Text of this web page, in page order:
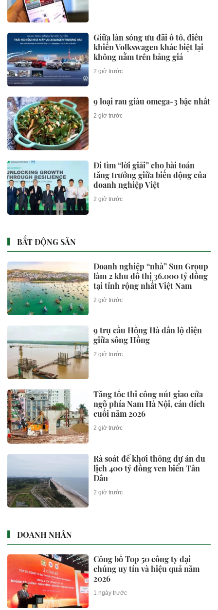
Giữa làn sóng ưu đãi ô tô, điều
khiến Volkswagen khác biệt lại
không nằm trên bảng giá
2 giờ trước
9 loại rau giàu omega-3 bậc nhất
2 giờ trước
Đi tìm “lời giải” cho bài toán
tăng trưởng giữa biến động của
doanh nghiệp Việt
2 giờ trước
BẤT ĐỘNG SẢN
Doanh nghiệp “nhà” Sun Group
làm 2 khu đô thị 36.000 tỷ đồng
tại tỉnh rộng nhất Việt Nam
2 giờ trước
9 trụ cầu Hồng Hà dần lộ diện
giữa sông Hồng
2 giờ trước
Tăng tốc thi công nút giao cửa
ngõ phía Nam Hà Nội, cán đích
cuối năm 2026
2 giờ trước
Rà soát để khơi thông dự án du
lịch 400 tỷ đồng ven biển Tân
Dân
2 giờ trước
DOANH NHÂN
Công bố Top 50 công ty đại
chúng uy tín và hiệu quả năm
2026
1 ngày trước